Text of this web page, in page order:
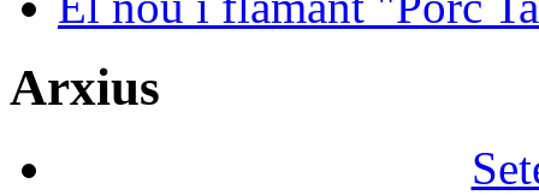
Arxius